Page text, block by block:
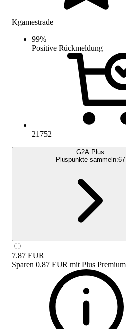
Kgamestrade
99%
Positive Rückmeldung
21752
G2A Plus
Pluspunkte sammeln:67
7.87 EUR
Sparen 0.87 EUR mit Plus Premium